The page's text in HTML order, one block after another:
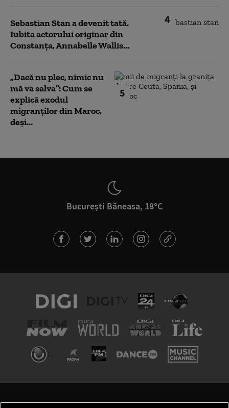
4
Sebastian Stan a devenit tată.
Iubita actorului originar din
Constanța, Annabelle Wallis...
5
„Dacă nu plec, nimic nu
mă va salva”: Cum se
explică exodul
migranților din Maroc,
deși...
București Băneasa, 18°C